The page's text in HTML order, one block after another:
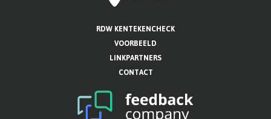
RDW KENTEKENCHECK
VOORBEELD
LINKPARTNERS
CONTACT